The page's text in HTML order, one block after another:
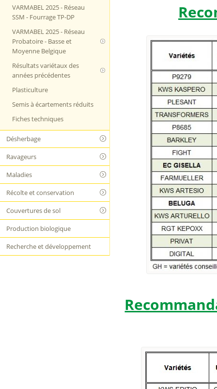
VARMABEL 2025 - Réseau
SSM - Fourrage TP-DP
VARMABEL 2025 - Réseau
Probatoire - Basse et
Moyenne Belgique
Résultats variétaux des
années précédentes
Plasticulture
Semis à écartements réduits
Fiches techniques
Désherbage
Ravageurs
Maladies
Récolte et conservation
Couvertures de sol
Production biologique
Recherche et développement